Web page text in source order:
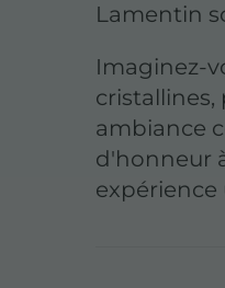
Lamentin
Imaginez-
ambiance
d'honneur
expérience